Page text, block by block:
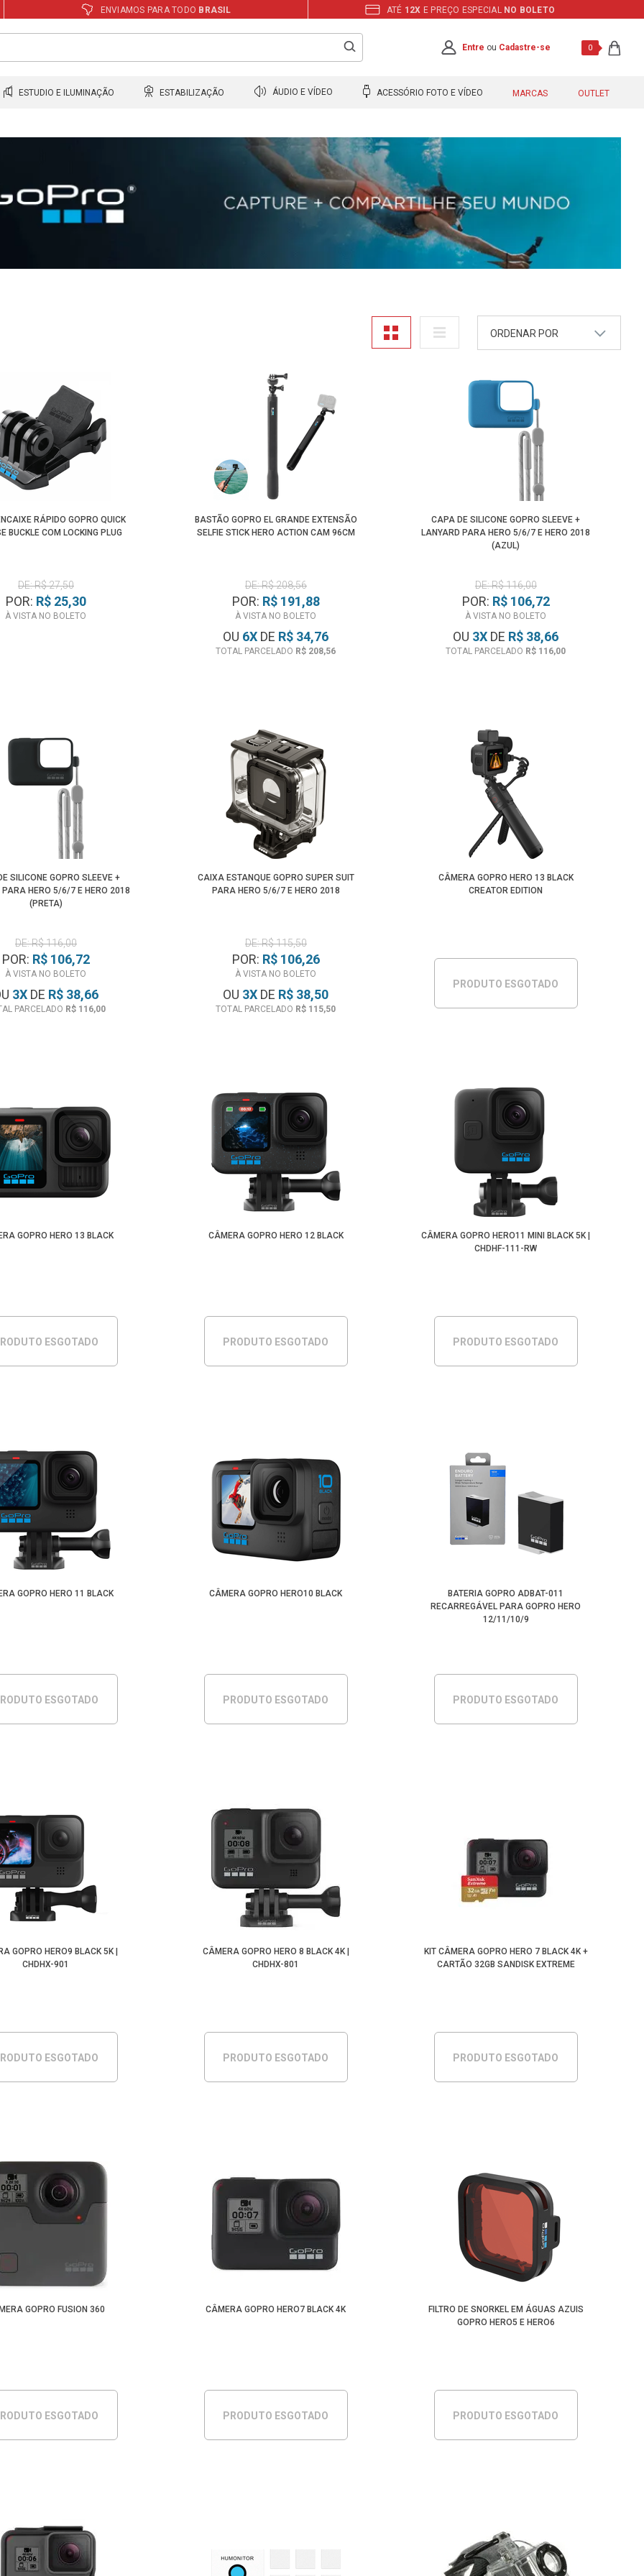
ENVIAMOS PARA TODO BRASIL ATÉ 12X E PREÇO ESPECIAL NO BOLETO
Entre ou Cadastre-se 0
ESTUDIO E ILUMINAÇÃO ESTABILIZAÇÃO ÁUDIO E VÍDEO ACESSÓRIO FOTO E VÍDEO MARCAS OUTLET
ORDENAR POR
Mais Vendidos
Maior Preço
Menor Preço
RÁPIDO GOPRO QUICK
BUCKLE COM LOCKING PLUG
DE: R$ 27,50
POR: R$ 25,30
À VISTA NO BOLETO
BASTÃO GOPRO EL GRANDE EXTENSÃO
SELFIE STICK HERO ACTION CAM 96CM
DE: R$ 208,56
POR: R$ 191,88
À VISTA NO BOLETO
OU 6X DE R$ 34,76
TOTAL PARCELADO R$ 208,56
CAPA DE SILICONE GOPRO SLEEVE +
LANYARD PARA HERO 5/6/7 E HERO 2018
(AZUL)
DE: R$ 116,00
POR: R$ 106,72
À VISTA NO BOLETO
OU 3X DE R$ 38,66
TOTAL PARCELADO R$ 116,00
SILICONE GOPRO SLEEVE +
PARA HERO 5/6/7 E HERO 2018
(PRETA)
DE: R$ 116,00
POR: R$ 106,72
À VISTA NO BOLETO
3X DE R$ 38,66
PARCELADO R$ 116,00
CAIXA ESTANQUE GOPRO SUPER SUIT
PARA HERO 5/6/7 E HERO 2018
DE: R$ 115,50
POR: R$ 106,26
À VISTA NO BOLETO
OU 3X DE R$ 38,50
TOTAL PARCELADO R$ 115,50
CÂMERA GOPRO HERO 13 BLACK
CREATOR EDITION
PRODUTO ESGOTADO
GOPRO HERO 13 BLACK
ESGOTADO
CÂMERA GOPRO HERO 12 BLACK
PRODUTO ESGOTADO
CÂMERA GOPRO HERO11 MINI BLACK 5K |
CHDHF-111-RW
PRODUTO ESGOTADO
GOPRO HERO 11 BLACK
ESGOTADO
CÂMERA GOPRO HERO10 BLACK
PRODUTO ESGOTADO
BATERIA GOPRO ADBAT-011
RECARREGÁVEL PARA GOPRO HERO
12/11/10/9
PRODUTO ESGOTADO
GOPRO HERO9 BLACK 5K |
CHDHX-901
ESGOTADO
CÂMERA GOPRO HERO 8 BLACK 4K |
CHDHX-801
PRODUTO ESGOTADO
KIT CÂMERA GOPRO HERO 7 BLACK 4K +
CARTÃO 32GB SANDISK EXTREME
PRODUTO ESGOTADO
GOPRO FUSION 360
ESGOTADO
CÂMERA GOPRO HERO7 BLACK 4K
PRODUTO ESGOTADO
FILTRO DE SNORKEL EM ÁGUAS AZUIS
GOPRO HERO5 E HERO6
PRODUTO ESGOTADO